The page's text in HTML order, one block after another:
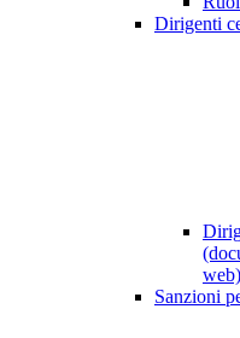
Dirigenti
web)
Sanzioni